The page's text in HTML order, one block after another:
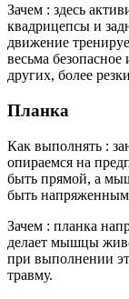
Зачем : здесь
квадрицепсы и
движение
весьма
других, более
Планка
Как выполнять :
опираемся на
быть прямой, а
быть
Зачем : планка
делает мышцы
при выполнении
травму.